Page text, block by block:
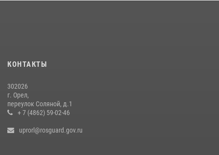
30 июля 2026, 14:27
КОНТАКТЫ
302026
г. Орел,
переулок Соляной, д.1
+ 7 (4862) 59-02-46
uprorl@rosguard.gov.ru